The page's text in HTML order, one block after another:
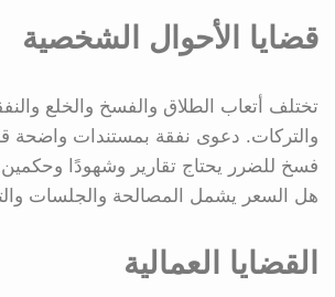
قضايا الأحوال الشخصية
تختلف أتعاب الطلاق والفسخ والخلع
والتركات. دعوى نفقة بمستندات
فسخ للضرر يحتاج تقارير وشهودًا
هل السعر يشمل المصالحة والجلسات
القضايا العمالية